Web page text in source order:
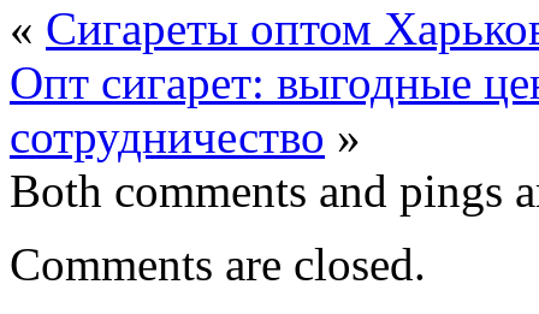
« Сигареты оптом
Опт сигарет: выгодные
сотрудничество »
Both comments and pings
Comments are closed.